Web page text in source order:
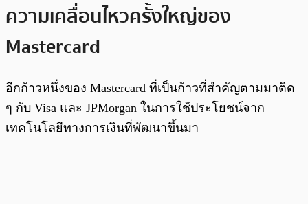
ความเคลื่อนไหวครั้งใหญ่ของ
Mastercard
อีกก้าวหนึ่งของ Mastercard ที่เป็นก้าวที่สำคัญตามมาติด
ๆ กับ Visa และ JPMorgan ในการใช้ประโยชน์จาก
เทคโนโลยีทางการเงินที่พัฒนาขึ้นมา